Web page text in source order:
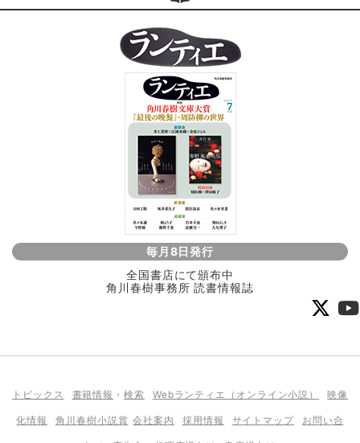
毎月8日発行
全国書店にて頒布中
角川春樹事務所 読書情報誌
トピックス 書籍情報 ・検索 Webランティエ（オンライン小説） 映像
化情報 角川春樹小説賞 会社案内 採用情報 サイトマップ お問い合